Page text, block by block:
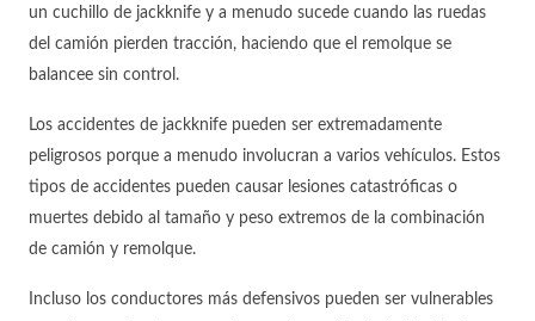
un cuchillo de jackknife y a menudo sucede cuando las ruedas
del camión pierden tracción, haciendo que el remolque se
balancee sin control.
Los accidentes de jackknife pueden ser extremadamente
peligrosos porque a menudo involucran a varios vehículos. Estos
tipos de accidentes pueden causar lesiones catastróficas o
muertes debido al tamaño y peso extremos de la combinación
de camión y remolque.
Incluso los conductores más defensivos pueden ser vulnerables